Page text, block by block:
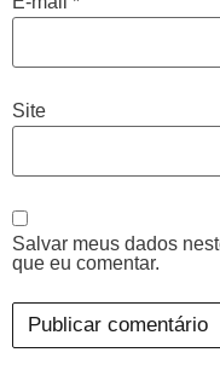
Site
Salvar meus dados
que eu comentar.